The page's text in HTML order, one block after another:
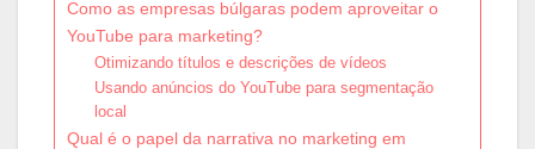
Como as empresas búlgaras podem aproveitar o
YouTube para marketing?
Otimizando títulos e descrições de vídeos
Usando anúncios do YouTube para segmentação
local
Qual é o papel da narrativa no marketing em